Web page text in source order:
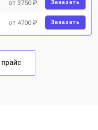
от 3750 ₽ Заказать
от 4700 ₽ Заказать
прайс